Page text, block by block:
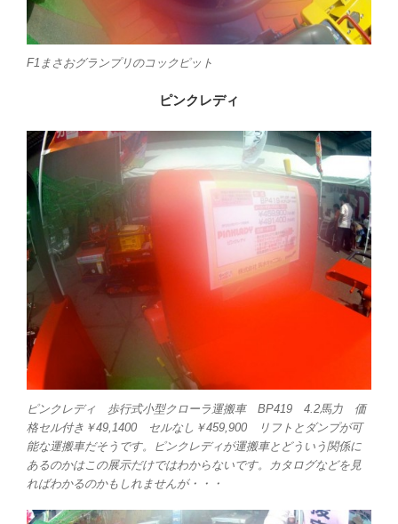
F1まさおグランプリのコックピット
ピンクレディ
ピンクレディ 歩行式小型クローラ運搬車 BP419 4.2馬力 価
格セル付き￥49,1400 セルなし￥459,900 リフトとダンプが可
能な運搬車だそうです。ピンクレディが運搬車とどういう関係に
あるのかはこの展示だけではわからないです。カタログなどを見
ればわかるのかもしれませんが・・・